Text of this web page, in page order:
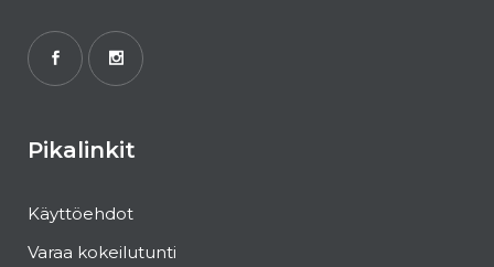
Pikalinkit
Käyttöehdot
Varaa kokeilutunti